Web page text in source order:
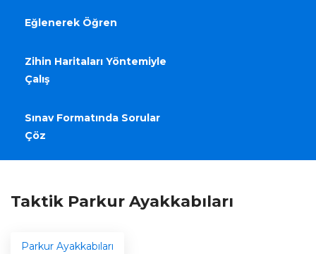
Eğlenerek Öğren
Zihin Haritaları Yöntemiyle
Çalış
Sınav Formatında Sorular
Çöz
Taktik Parkur Ayakkabıları
Parkur Ayakkabıları